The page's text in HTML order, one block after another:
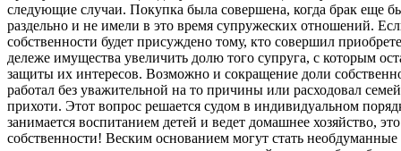
следующие случаи. Покупка была совершена, когда брак еще
раздельно и не имели в это время супружеских отношений.
собственности будет присуждено тому, кто совершил
дележе имущества увеличить долю того супруга, с которым
защиты их интересов. Возможно и сокращение доли
работал без уважительной на то причины или расходовал
прихоти. Этот вопрос решается судом в индивидуальном
занимается воспитанием детей и ведет домашнее хозяйство,
собственности! Веским основанием могут стать